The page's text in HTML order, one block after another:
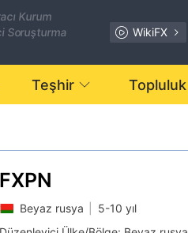
Kurum
Soruşturma
WikiFX
Teşhir Topluluk
FXPN
Beyaz rusya
5-10 yıl